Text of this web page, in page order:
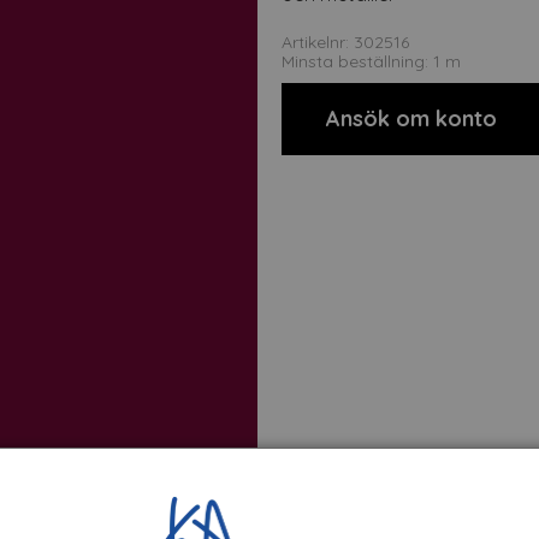
Artikelnr: 302516
Minsta beställning: 1 m
Ansök om konto